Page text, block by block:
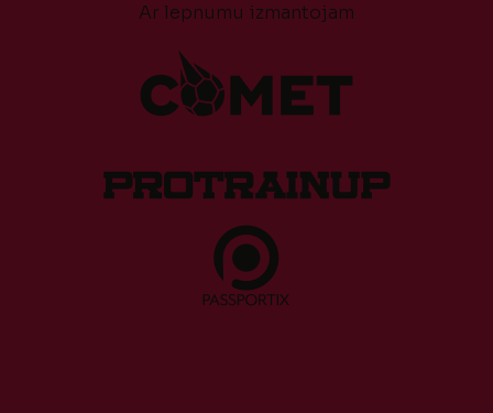
Ar lepnumu izmantojam